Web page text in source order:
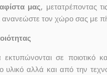
μας, μετατρέποντας
τον χώρο σας με
σε ποιοτικό
υλικό αλλά και από την